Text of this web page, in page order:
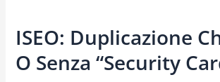
ISEO: Duplicazione
O Senza “Security